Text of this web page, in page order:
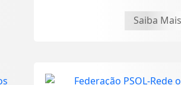
Saiba Mais